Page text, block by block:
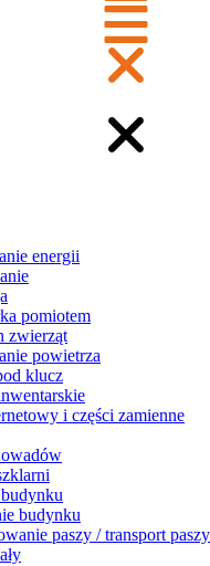
energii
pomiotem
zwierząt
powietrza
klucz
i części zamienne
budynku
paszy / transport paszy